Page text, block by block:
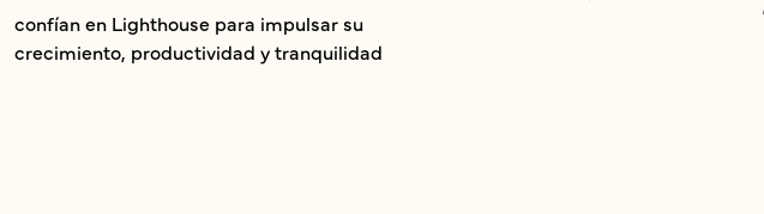
confían en Lighthouse para impulsar su
crecimiento, productividad y tranquilidad